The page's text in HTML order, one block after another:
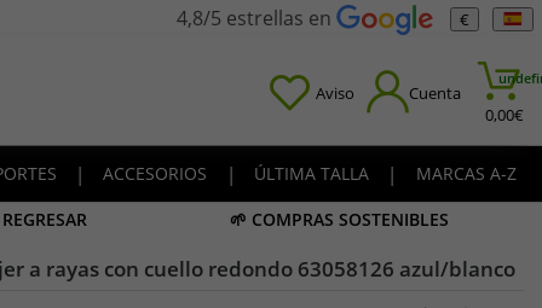
4,8/5 estrellas en €
Aviso Cuenta
0,00€
| ACCESORIOS | ÚLTIMA TALLA |
MARCAS A-Z
🌱 COMPRAS SOSTENIBLES
a rayas con cuello redondo 63058126 azul/blanco